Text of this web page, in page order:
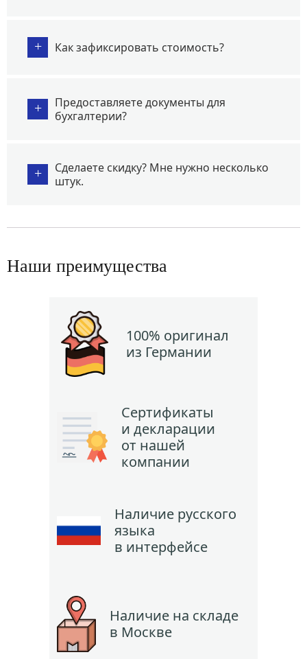
+ Как зафиксировать стоимость?
+
Предоставляете документы для
бухгалтерии?
+
Сделаете скидку? Мне нужно несколько
штук.
Наши преимущества
100% оригинал
из Германии
Сертификаты
и декларации
от нашей
компании
Наличие русского
языка
в интерфейсе
Наличие на складе
в Москве